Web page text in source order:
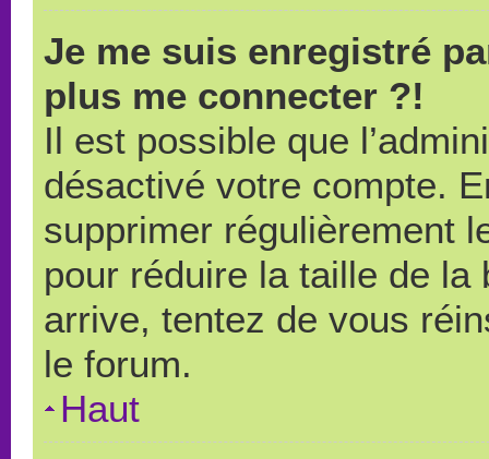
Je me suis enregistré
plus me connecter ?!
Il est possible que
désactivé votre compte.
supprimer régulièrement
pour réduire la taille de
arrive, tentez de vous
le forum.
Haut